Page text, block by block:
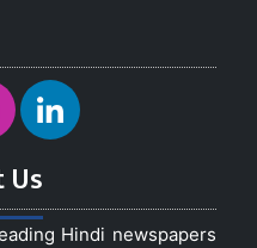
Hindi newspapers